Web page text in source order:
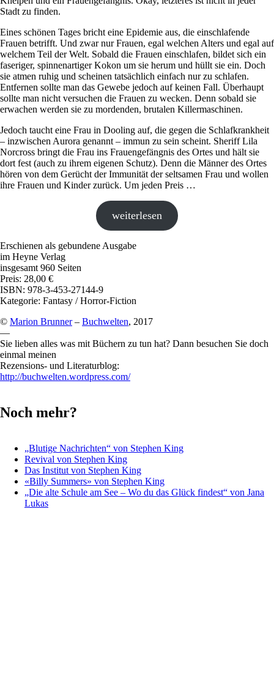
Stadt zu finden.
Eines schönen Tages bricht eine Epidemie aus, die einschlafende
Frauen betrifft. Und zwar nur Frauen, egal welchen Alters und egal auf
welchem Teil der Welt. Sobald die Frauen einschlafen, bildet sich ein
faseriger, spinnenartiger Kokon um sie herum und hüllt sie ein. Doch
sie atmen ruhig und scheinen tatsächlich einfach nur zu schlafen.
Entfernen sollte man das Gewebe jedoch auf keinen Fall. Überhaupt
sollte man nicht versuchen die Frauen zu wecken. Denn sobald sie
erwachen werden sie zu mordenden, brutalen Killermaschinen.
Jedoch taucht eine Frau in Dooling auf, die gegen die Schlafkrankheit
– inzwischen Aurora genannt – immun zu sein scheint. Sheriff Lila
Norcross bringt die Frau ins Frauengefängnis des Ortes und hält sie
dort fest (auch zu ihrem eigenen Schutz). Denn die Männer des Ortes
hören von dem Gerücht der Immunität der seltsamen Frau und wollen
ihre Frauen und Kinder zurück. Um jeden Preis …
weiterlesen
Erschienen als gebundene Ausgabe
im Heyne Verlag
insgesamt 960 Seiten
Preis: 28,00 €
ISBN: 978-3-453-27144-9
Kategorie: Fantasy / Horror-Fiction
© Marion Brunner– Buchwelten, 2017
—
Sie lieben alles was mit Büchern zu tun hat? Dann besuchen Sie doch
einmal meinen
Rezensions- und Literaturblog:
http://buchwelten.wordpress.com/
Noch mehr?
„Blutige Nachrichten“ von Stephen King
Revival von Stephen King
Das Institut von Stephen King
«Billy Summers» von Stephen King
„Die alte Schule am See – Wo du das Glück findest“ von Jana
Lukas